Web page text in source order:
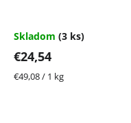
Skladom (3 ks)
€24,54
Jednotková
€49,08 / 1 kg